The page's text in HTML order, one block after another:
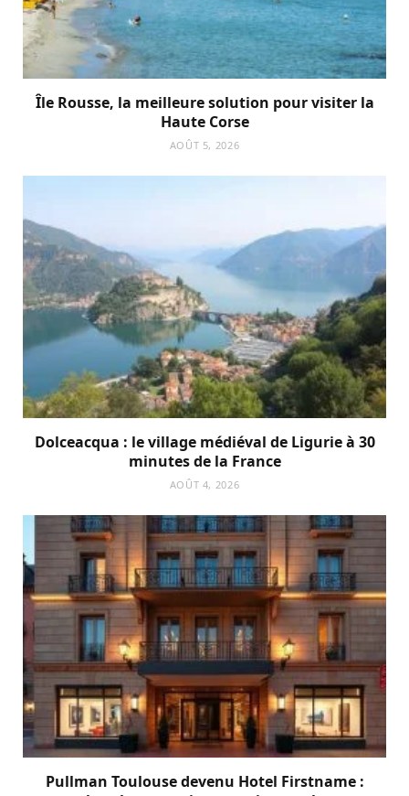
Île Rousse, la meilleure solution pour visiter la
Haute Corse
AOÛT 5, 2026
Dolceacqua : le village médiéval de Ligurie à 30
minutes de la France
AOÛT 4, 2026
Pullman Toulouse devenu Hotel Firstname :